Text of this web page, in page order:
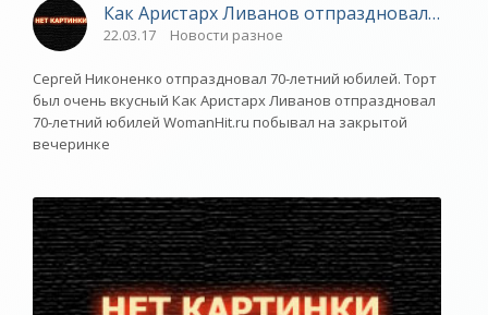
Как Аристарх Ливанов отпраздновал 70-
22.03.17 Новости разное
Сергей Никоненко отпраздновал 70-летний юбилей. Торт
был очень вкусный Как Аристарх Ливанов отпраздновал
70-летний юбилей WomanHit.ru побывал на закрытой
вечеринке